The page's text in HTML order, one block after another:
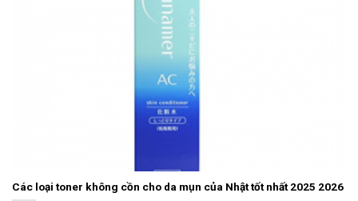
Các loại toner không cồn cho da mụn của Nhật tốt nhất 2025 2026